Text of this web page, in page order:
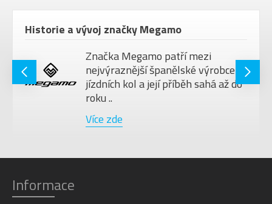
Historie a vývoj značky Megamo
Značka Megamo patří mezi
nejvýraznější španělské výrobce
jízdních kol a její příběh sahá až do
roku ..
Více zde
Informace